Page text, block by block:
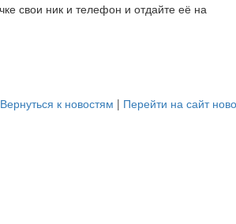
свои ник и телефон и отдайте её на
Вернуться к новостям | Перейти на сайт